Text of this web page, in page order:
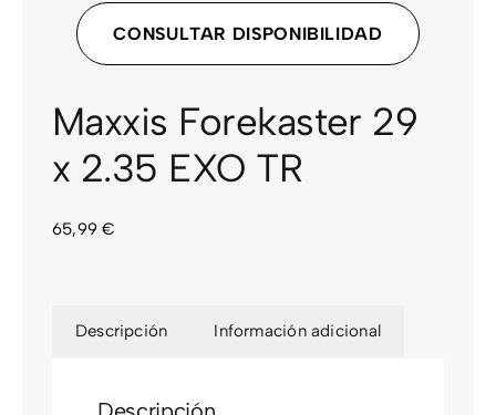
CONTACTO
CONSULTAR DISPONIBILIDAD
Maxxis Forekaster 29
x 2.35 EXO TR
65,99€
Descripción Información adicional